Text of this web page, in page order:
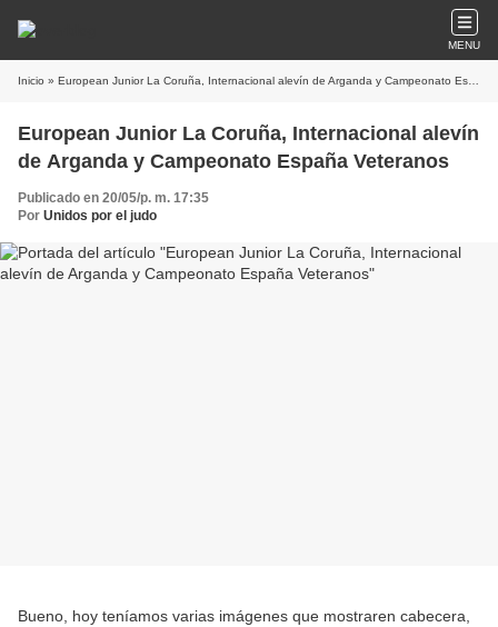
MENU
Inicio » European Junior La Coruña, Internacional alevín de Arganda y Campeonato España Veteranos
European Junior La Coruña, Internacional alevín
de Arganda y Campeonato España Veteranos
Publicado en 20/05/p. m. 17:35
Por Unidos por el judo
Bueno, hoy teníamos varias imágenes que mostraren cabecera,